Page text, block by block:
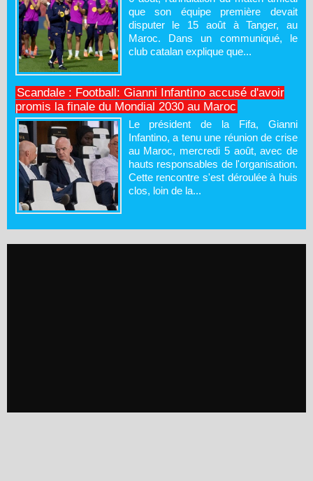
que son équipe première devait
disputer le 15 août à Tanger, au
Maroc. Dans un communiqué, le
club catalan explique que...
Scandale : Football: Gianni Infantino accusé d'avoir
promis la finale du Mondial 2030 au Maroc
Le président de la Fifa, Gianni
Infantino, a tenu une réunion de crise
au Maroc, mercredi 5 août, avec de
hauts responsables de l'organisation.
Cette rencontre s'est déroulée à huis
clos, loin de la...